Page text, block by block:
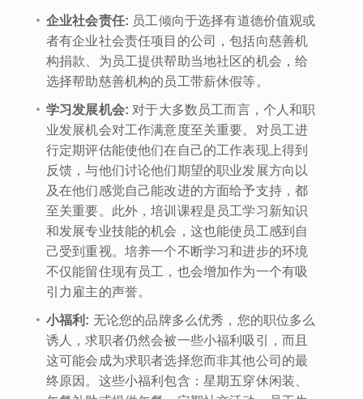
企业社会责任: 员工倾向于选择有道德价值观或
者有企业社会责任项目的公司，包括向慈善机
构捐款、为员工提供帮助当地社区的机会，给
选择帮助慈善机构的员工带薪休假等。
学习发展机会: 对于大多数员工而言，个人和职
业发展机会对工作满意度至关重要。对员工进
行定期评估能使他们在自己的工作表现上得到
反馈，与他们讨论他们期望的职业发展方向以
及在他们感觉自己能改进的方面给予支持，都
至关重要。此外，培训课程是员工学习新知识
和发展专业技能的机会，这也能使员工感到自
己受到重视。培养一个不断学习和进步的环境
不仅能留住现有员工，也会增加作为一个有吸
引力雇主的声誉。
小福利: 无论您的品牌多么优秀，您的职位多么
诱人，求职者仍然会被一些小福利吸引，而且
这可能会成为求职者选择您而非其他公司的最
终原因。这些小福利包含：星期五穿休闲装、